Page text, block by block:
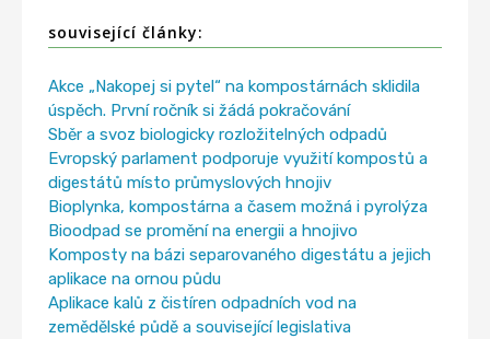
související články:
Akce „Nakopej si pytel“ na kompostárnách sklidila
úspěch. První ročník si žádá pokračování
Sběr a svoz biologicky rozložitelných odpadů
Evropský parlament podporuje využití kompostů a
digestátů místo průmyslových hnojiv
Bioplynka, kompostárna a časem možná i pyrolýza
Bioodpad se promění na energii a hnojivo
Komposty na bázi separovaného digestátu a jejich
aplikace na ornou půdu
Aplikace kalů z čistíren odpadních vod na
zemědělské půdě a související legislativa